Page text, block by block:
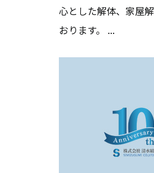
心とした解体、家屋
おります。 ...